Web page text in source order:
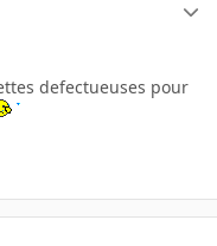
defectueuses pour